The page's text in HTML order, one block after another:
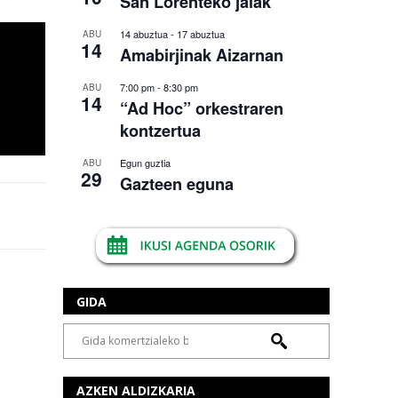
ABU
14
14 abuztua- 17 abuztua
Amabirjinak Aizarnan
ABU
14
7:00 pm- 8:30 pm
“Ad Hoc” orkestraren
kontzertua
ABU
29
Egun guztia
Gazteen eguna
GIDA
AZKEN ALDIZKARIA